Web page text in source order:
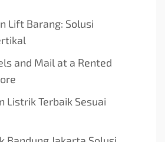
Lift Barang: Solusi
and Mail at a Rented
Listrik Terbaik Sesuai